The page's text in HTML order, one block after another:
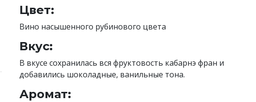
Цвет:
Вино насышенного рубинового цвета
Вкус:
В вкусе сохранилась вся фруктовость кабарнэ фран и
добавились шоколадные, ванильные тона.
Аромат: